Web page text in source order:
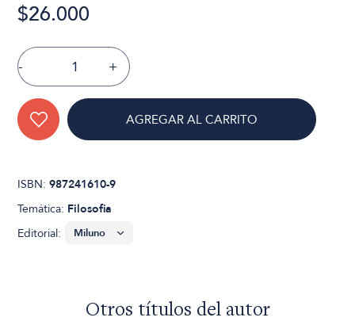
$26.000
- +
AGREGAR AL CARRITO
ISBN:987241610-9
Temática: Filosofia
Editorial:
Otros títulos del autor